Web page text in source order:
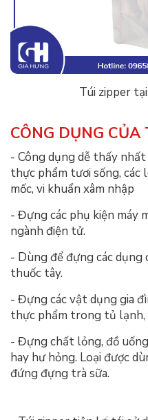
Túi zipper
CÔNG DỤNG
- Công dụng dễ thấy
thực phẩm tươi sống, các
mốc, vi khuẩn xâm nhập
- Đựng các phụ kiện máy
ngành điện tử.
- Dùng để đựng các dụng
thuốc tây.
- Đựng các vật dụng gia
thực phẩm trong tủ lạnh,
- Đựng chất lỏng, đồ
hay hư hỏng. Loại được
đứng đựng trà sữa.